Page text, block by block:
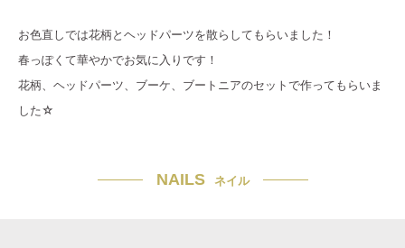
お色直しでは花柄とヘッドパーツを散らしてもらいました！
春っぽくて華やかでお気に入りです！
花柄、ヘッドパーツ、ブーケ、ブートニアのセットで作ってもらいま
した☆
NAILS ネイル